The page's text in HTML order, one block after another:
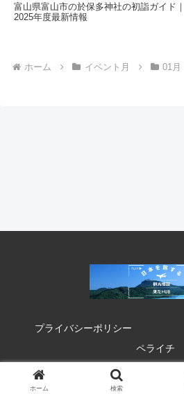
富山県富山市の於保多神社の初詣ガイド｜
2025年度最新情報
ホーム イベント月 01月
プライバシーポリシー
ペライチ
© 2020 来たHUB 観光 イベン
ホーム 検索